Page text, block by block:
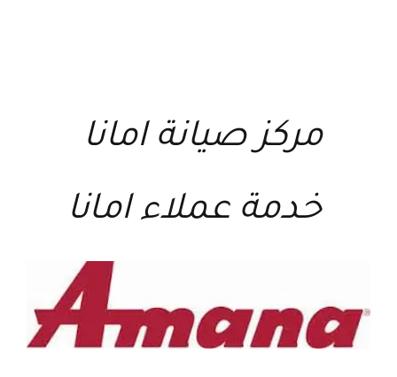
مركز صيانة امانا
خدمة عملاء امانا